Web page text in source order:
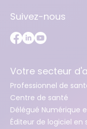
Suivez-nous
Votre secteur
Professionnel de
Centre de santé
Délégué Numérique
Éditeur de logiciel en